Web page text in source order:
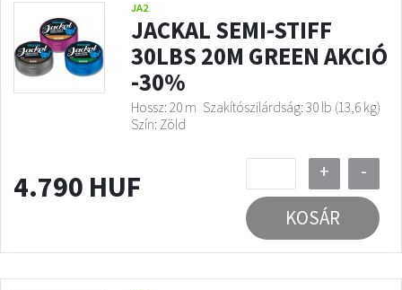
JA2
JACKAL SEMI-STIFF
30LBS 20M GREEN AKCIÓ
-30%
Hossz: 20 m Szakítószilárdság: 30 lb (13,6 kg)
Szín: Zöld
4.790 HUF +
-
KOSÁR